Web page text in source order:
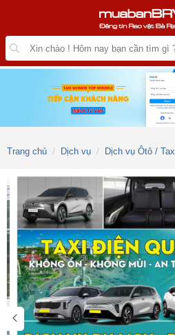
Trang chủ Dịch vụ Dịch vụ Ôtô /